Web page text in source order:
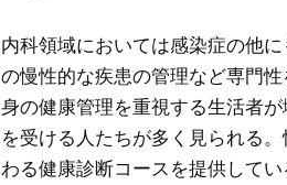
内科領域においては感染症の他
の慢性的な疾患の管理など専門
身の健康管理を重視する生活者
を受ける人たちが多く見られる
わる健康診断コースを提供して